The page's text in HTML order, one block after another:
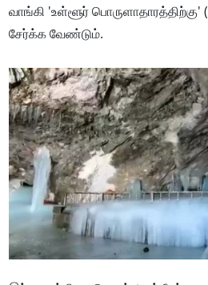
வாங்கி 'உள்ளூர் பொருளாதாரத்திற்கு'
சேர்க்க வேண்டும்.